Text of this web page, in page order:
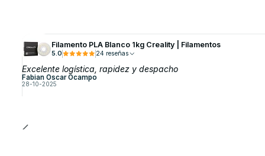
Filamento PLA Blanco 1kg Creality | Filamentos
5.0 24 reseñas
Excelente logística, rapidez y despacho
Fabian Oscar Ocampo
28-10-2025